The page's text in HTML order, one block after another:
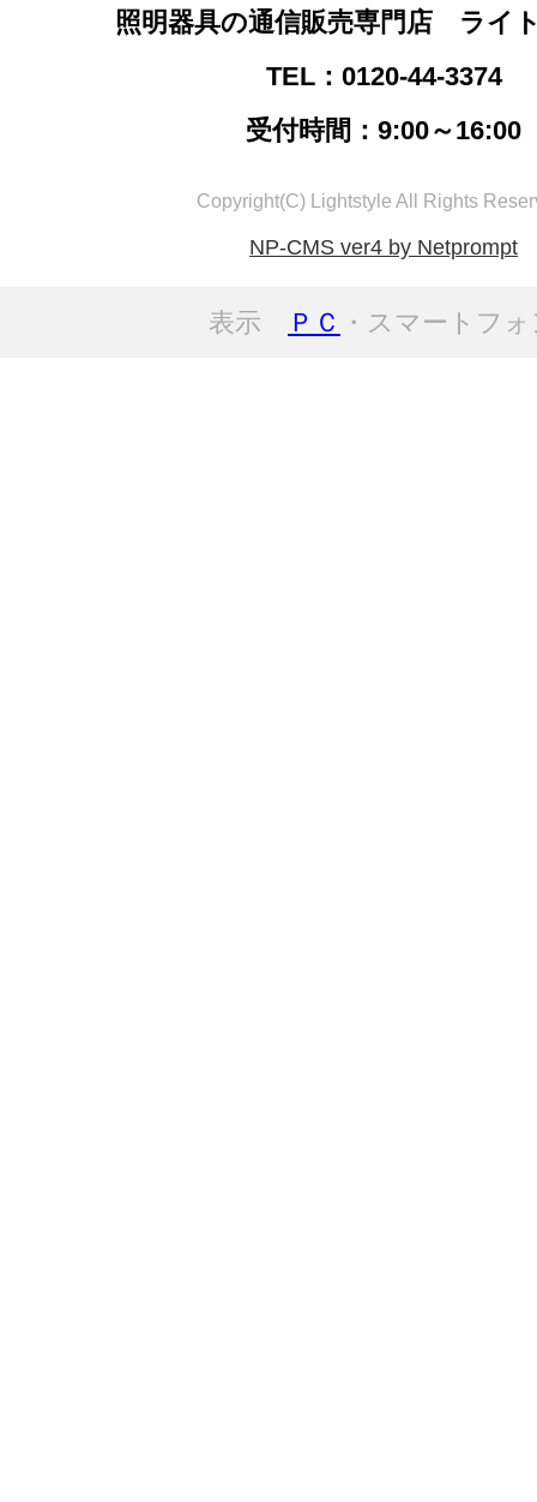
照明器具の通信販売専門店 ライ
TEL：0120-44-3374
受付時間：9:00～16:00
Copyright(C) Lightstyle All Rights
NP-CMS ver4 by Netprompt
表示 ＰＣ ・スマートフ